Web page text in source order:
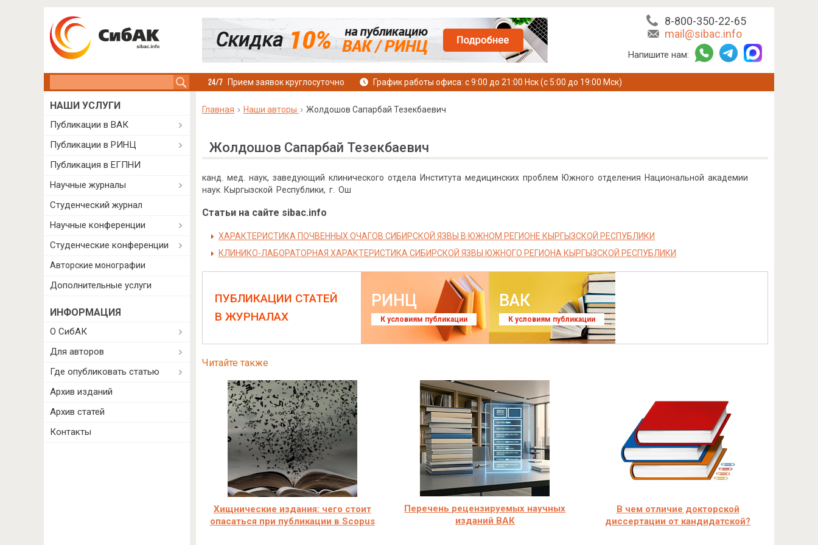
8-800-350-22-65
mail@sibac.info
Напишите нам:
Прием заявок круглосуточно График работы офиса: с 9:00 до 21:00 Нск (с 5:00 до 19:00 Мск)
Главная Наши авторы Жолдошов Сапарбай Тезекбаевич
Жолдошов Сапарбай Тезекбаевич
канд. мед. наук, заведующий клинического отдела Института медицинских проблем Южного отделения Национальной академии
наук Кыргызской Республики, г. Ош
Статьи на сайте sibac.info
ХАРАКТЕРИСТИКА ПОЧВЕННЫХ ОЧАГОВ СИБИРСКОЙ ЯЗВЫ В ЮЖНОМ РЕГИОНЕ КЫРГЫЗСКОЙ РЕСПУБЛИКИ
КЛИНИКО-ЛАБОРАТОРНАЯ ХАРАКТЕРИСТИКА СИБИРСКОЙ ЯЗВЫ ЮЖНОГО РЕГИОНА КЫРГЫЗСКОЙ РЕСПУБЛИКИ
ПУБЛИКАЦИИ СТАТЕЙ
В ЖУРНАЛАХ
РИНЦ
К условиям публикации
ВАК
К условиям публикации
Читайте также
Хищнические издания: чего стоит
опасаться при публикации в Scopus
Перечень рецензируемых научных
изданий ВАК
В чем отличие докторской
диссертации от кандидатской?
НАШИ УСЛУГИ
Публикации в ВАК
Публикации в РИНЦ
Публикация в ЕГПНИ
Научные журналы
Студенческий журнал
Научные конференции
Студенческие конференции
Авторские монографии
Дополнительные услуги
ИНФОРМАЦИЯ
О СибАК
Для авторов
Где опубликовать статью
Архив изданий
Архив статей
Контакты